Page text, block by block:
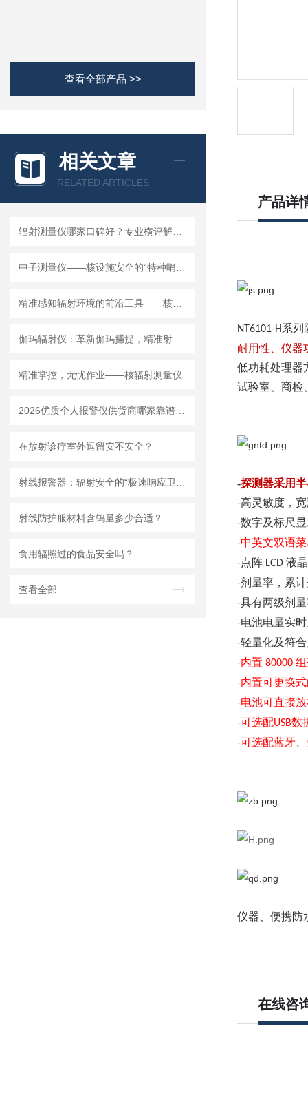
查看全部产品 >>
相关文章
RELATED ARTICLES
精准掌控，无忧作业——核辐射测量仪
在放射诊疗室外逗留安不安全？
射线防护服材料含钨量多少合适？
食用辐照过的食品安全吗？
查看全部
产品详
NT6101-H系列
耐用性、仪器
低功耗处理器
试验室、商检
-探测器采用半
-高灵敏度，
-数字及标尺
-中英文双语
-点阵 LCD 液
-剂量率，累
-具有两级剂
-电池电量实
-轻量化及符
-内置 80000
-内置可更换
-电池可直接
-可选配USB数
-可选配蓝牙
仪器、便携防
在线咨